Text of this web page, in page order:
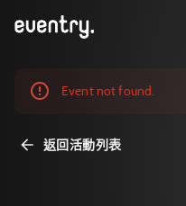
Event not found.
返回活動列表